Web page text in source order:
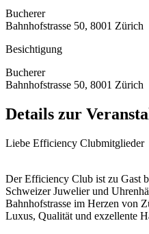
Bucherer
Bahnhofstrasse 50, 8001 Zürich
Besichtigung
Bucherer
Bahnhofstrasse 50, 8001 Zürich
Details zur
Liebe Efficiency Clubmitglieder
Der Efficiency Club ist zu Gast
Schweizer Juwelier und
Bahnhofstrasse im Herzen von
Luxus, Qualität und exzellente